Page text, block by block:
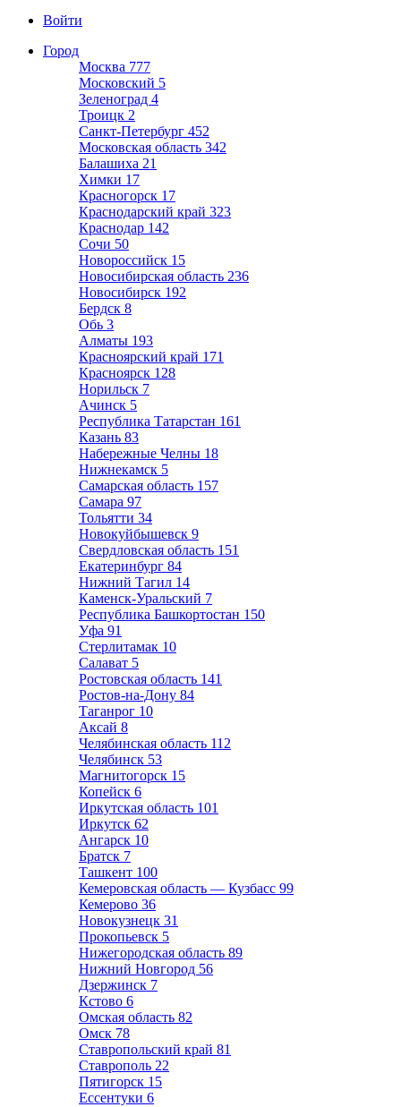
Войти
Город
Москва 777
Московский 5
Зеленоград 4
Троицк 2
Санкт-Петербург 452
Московская область 342
Балашиха 21
Химки 17
Красногорск 17
Краснодарский край 323
Краснодар 142
Сочи 50
Новороссийск 15
Новосибирская область 236
Новосибирск 192
Бердск 8
Обь 3
Алматы 193
Красноярский край 171
Красноярск 128
Норильск 7
Ачинск 5
Республика Татарстан 161
Казань 83
Набережные Челны 18
Нижнекамск 5
Самарская область 157
Самара 97
Тольятти 34
Новокуйбышевск 9
Свердловская область 151
Екатеринбург 84
Нижний Тагил 14
Каменск-Уральский 7
Республика Башкортостан 150
Уфа 91
Стерлитамак 10
Салават 5
Ростовская область 141
Ростов-на-Дону 84
Таганрог 10
Аксай 8
Челябинская область 112
Челябинск 53
Магнитогорск 15
Копейск 6
Иркутская область 101
Иркутск 62
Ангарск 10
Братск 7
Ташкент 100
Кемеровская область — Кузбасс 99
Кемерово 36
Новокузнецк 31
Прокопьевск 5
Нижегородская область 89
Нижний Новгород 56
Дзержинск 7
Кстово 6
Омская область 82
Омск 78
Ставропольский край 81
Ставрополь 22
Пятигорск 15
Ессентуки 6